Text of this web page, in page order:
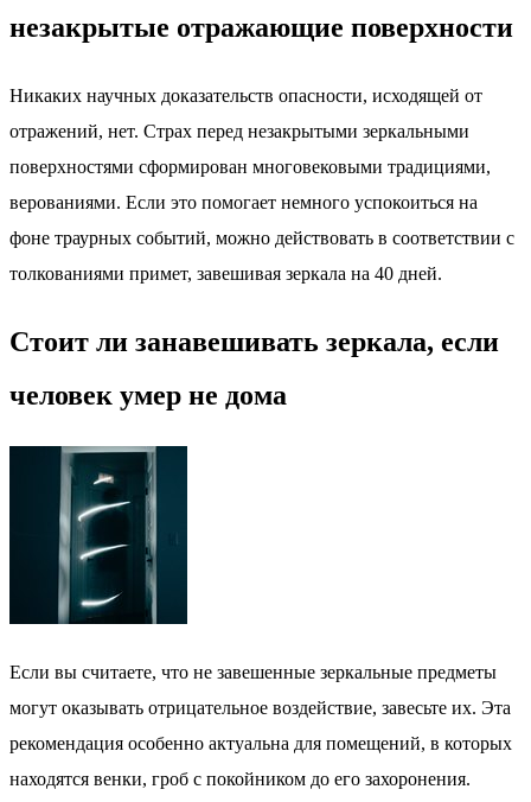
незакрытые отражающие поверхности
Никаких научных доказательств опасности, исходящей от
отражений, нет. Страх перед незакрытыми зеркальными
поверхностями сформирован многовековыми традициями,
верованиями. Если это помогает немного успокоиться на
фоне траурных событий, можно действовать в соответствии с
толкованиями примет, завешивая зеркала на 40 дней.
Стоит ли занавешивать зеркала, если
человек умер не дома
Если вы считаете, что не завешенные зеркальные предметы
могут оказывать отрицательное воздействие, завесьте их. Эта
рекомендация особенно актуальна для помещений, в которых
находятся венки, гроб с покойником до его захоронения.